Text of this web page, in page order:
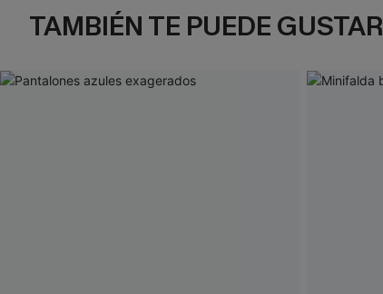
TAMBIÉN TE PUEDE GUSTAR